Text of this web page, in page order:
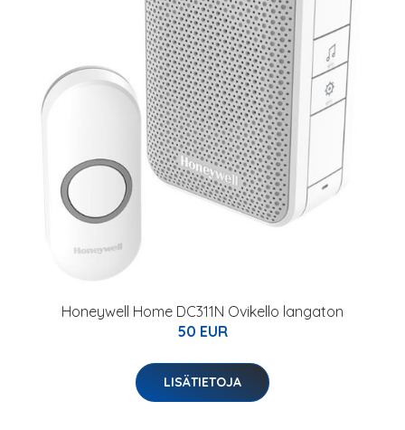
Honeywell Home DC311N Ovikello langaton
50 EUR
LISÄTIETOJA